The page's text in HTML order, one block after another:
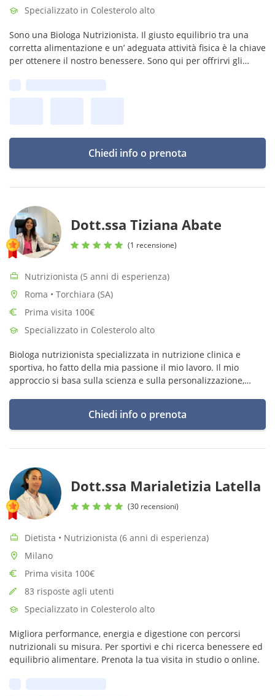
Specializzato in Colesterolo alto
Sono una Biologa Nutrizionista. Il giusto equilibrio tra una
corretta alimentazione e un’ adeguata attività fisica è la chiave
per ottenere il nostro benessere. Sono qui per offrirvi gli
Chiedi info o prenota
Dott.ssa Tiziana Abate
(1 recensione)
Nutrizionista (5 anni di esperienza)
Roma • Torchiara (SA)
Prima visita 100€
Specializzato in Colesterolo alto
Biologa nutrizionista specializzata in nutrizione clinica e
sportiva, ho fatto della mia passione il mio lavoro. Il mio
approccio si basa sulla scienza e sulla personalizzazione,
Chiedi info o prenota
Dott.ssa Marialetizia Latella
(30 recensioni)
Dietista • Nutrizionista (6 anni di esperienza)
Milano
Prima visita 100€
83 risposte agli utenti
Specializzato in Colesterolo alto
Migliora performance, energia e digestione con percorsi
nutrizionali su misura. Per sportivi e chi ricerca benessere ed
equilibrio alimentare. Prenota la tua visita in studio o online.